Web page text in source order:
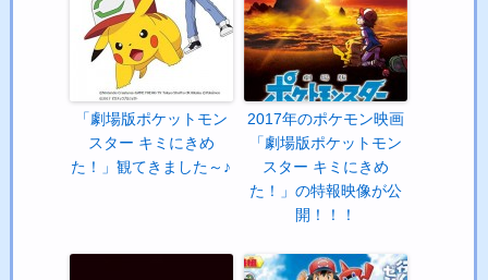
「劇場版ポケットモン
スター キミにきめ
た！」観てきました～♪
2017年のポケモン映画
「劇場版ポケットモン
スター キミにきめ
た！」の特報映像が公
開！！！